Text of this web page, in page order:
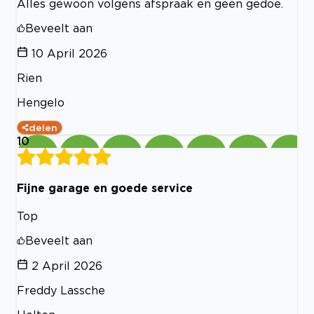
Alles gewoon volgens afspraak en geen gedoe.
Beveelt aan
10 April 2026
Rien
Hengelo
delen
10
Fijne garage en goede service
Top
Beveelt aan
2 April 2026
Freddy Lassche